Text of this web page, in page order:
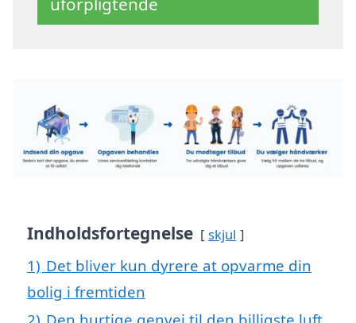
Indholdsfortegnelse skjul
1) Det bliver kun dyrere at opvarme din
bolig i fremtiden